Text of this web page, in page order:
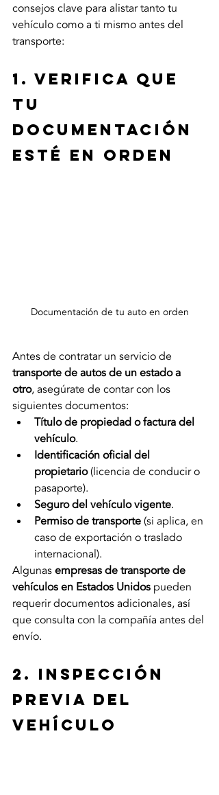
consejos clave para alistar tanto tu
vehículo como a ti mismo antes del
transporte:
1. Verifica que
tu
documentación
esté en orden
Documentación de tu auto en orden
Antes de contratar un servicio de
transporte de autos de un estado a
otro, asegúrate de contar con los
siguientes documentos:
Título de propiedad o factura del
vehículo.
Identificación oficial del
propietario (licencia de conducir o
pasaporte).
Seguro del vehículo vigente.
Permiso de transporte (si aplica, en
caso de exportación o traslado
internacional).
Algunas empresas de transporte de
vehículos en Estados Unidos pueden
requerir documentos adicionales, así
que consulta con la compañía antes del
envío.
2. Inspección
previa del
vehículo